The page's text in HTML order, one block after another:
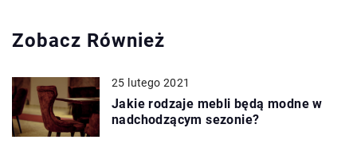
Zobacz Również
25 lutego 2021
Jakie rodzaje mebli będą modne w
nadchodzącym sezonie?